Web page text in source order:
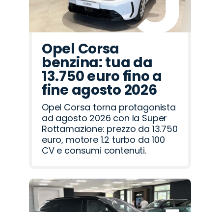
Opel Corsa
benzina: tua da
13.750 euro fino a
fine agosto 2026
Opel Corsa torna protagonista
ad agosto 2026 con la Super
Rottamazione: prezzo da 13.750
euro, motore 1.2 turbo da 100
CV e consumi contenuti.